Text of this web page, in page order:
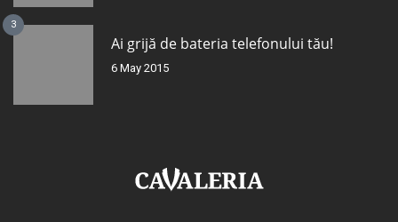
3
Ai grijă de bateria telefonului tău!
6 May 2015